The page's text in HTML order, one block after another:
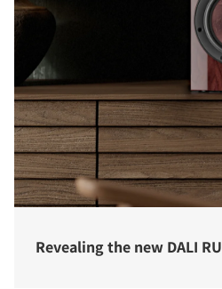
Revealing the new DALI